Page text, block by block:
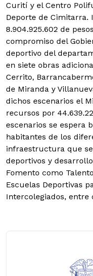
Curití y el Centro
Deporte de Cimitarra.
8.904.925.602 de
compromiso del
deportivo del
en siete obras
Cerrito,
de Miranda y
dichos escenarios el
recursos por
escenarios se espera
habitantes de los
infraestructura que
deportivos y
Fomento como
Escuelas Deportivas
Intercolegiados, entre